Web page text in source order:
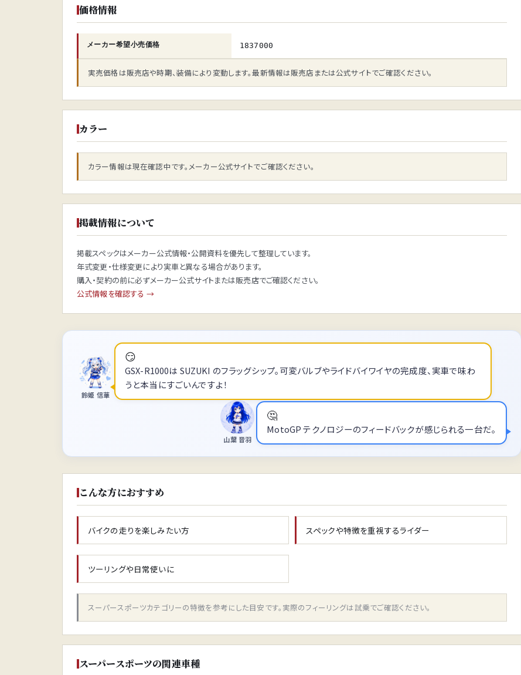
価格情報
メーカー希望小売価格 1837000
実売価格は販売店や時期、装備により変動します。最新情報は販売店または公式サイトでご確認ください。
カラー
カラー情報は現在確認中です。メーカー公式サイトでご確認ください。
掲載情報について
掲載スペックはメーカー公式情報・公開資料を優先して整理しています。
年式変更・仕様変更により実車と異なる場合があります。
購入・契約の前に必ずメーカー公式サイトまたは販売店でご確認ください。
公式情報を確認する →
鈴姫 信華
😏
GSX-R1000は SUZUKI のフラッグシップ。可変バルブやライドバイワイヤの完成度、実車で味わ
うと本当にすごいんですよ！
🤔
MotoGP テクノロジーのフィードバックが感じられる一台だ。
山葉 音羽
こんな方におすすめ
バイクの走りを楽しみたい方 スペックや特徴を重視するライダー
ツーリングや日常使いに
スーパースポーツカテゴリーの特徴を参考にした目安です。実際のフィーリングは試乗でご確認ください。
スーパースポーツの関連車種